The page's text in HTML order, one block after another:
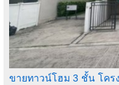
ขายทาวน์โฮม 3 ชั้น โคร